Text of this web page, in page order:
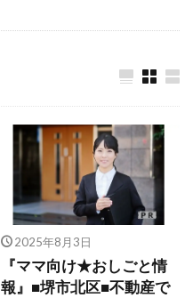
2025年8月3日
『ママ向け★おしごと情
報』■堺市北区■不動産で